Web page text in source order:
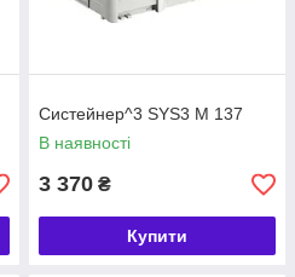
Систейнер^3 SYS3 M 137
В наявності
3 370 ₴
Купити